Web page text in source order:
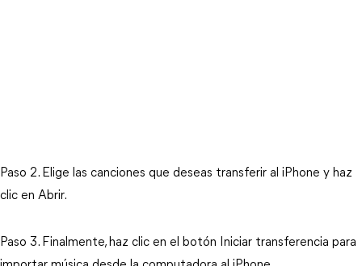
Paso 2. Elige las canciones que deseas transferir al iPhone y haz
clic en Abrir.
Paso 3. Finalmente, haz clic en el botón Iniciar transferencia para